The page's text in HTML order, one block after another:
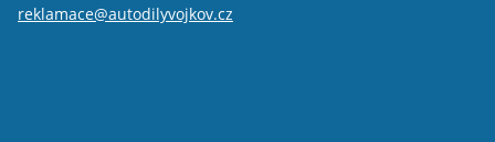
reklamace@autodilyvojkov.cz